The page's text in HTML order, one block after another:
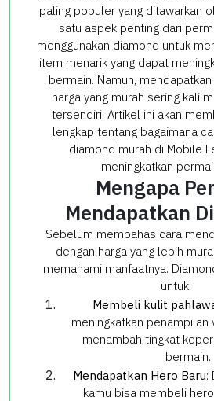
paling populer yang ditawarkan
satu aspek penting dari
menggunakan diamond untuk
item menarik yang dapat
bermain. Namun,
harga yang murah sering kali
tersendiri. Artikel ini akan
lengkap tentang bagaimana
diamond murah di Mobile
meningkatkan
Mengapa
Mendapatkan
Sebelum membahas cara
dengan harga yang lebih
memahami manfaatnya.
untuk:
Membeli kulit
meningkatkan penampilan
menambah tingkat
bermain.
Mendapatkan Hero Baru:
kamu bisa membeli